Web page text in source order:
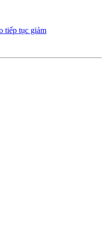
tiếp tục giảm